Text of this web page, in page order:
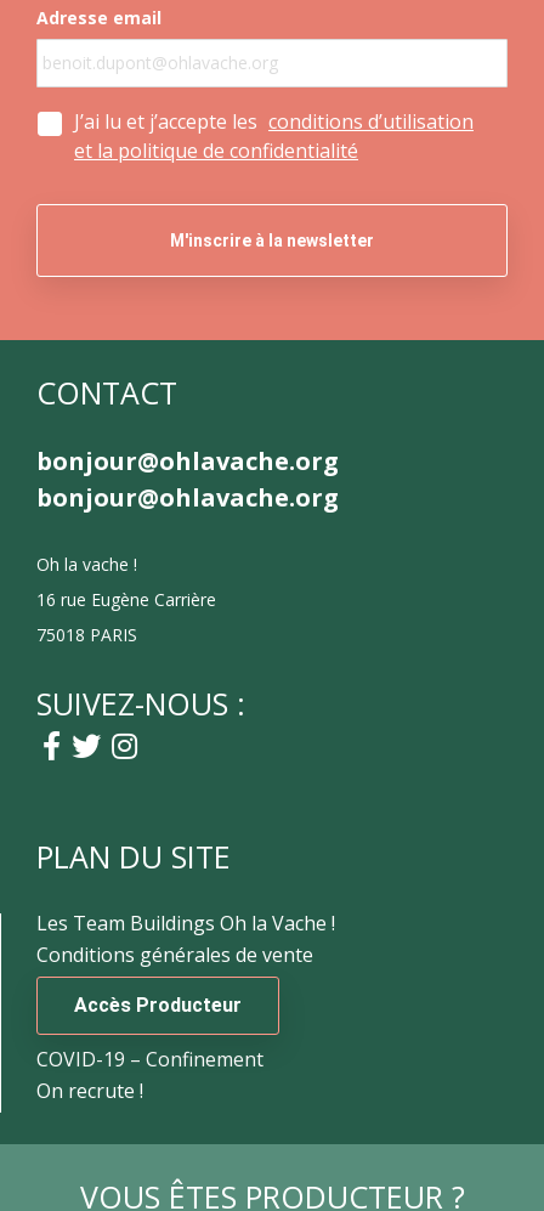
Adresse email
J’ai lu et j’accepte les conditions d’utilisation
et la politique de confidentialité
CONTACT
bonjour@ohlavache.org
bonjour@ohlavache.org
Oh la vache !
16 rue Eugène Carrière
75018 PARIS
SUIVEZ-NOUS :
PLAN DU SITE
Les Team Buildings Oh la Vache !
Conditions générales de vente
Accès Producteur
COVID-19 – Confinement
On recrute !
VOUS ÊTES PRODUCTEUR ?